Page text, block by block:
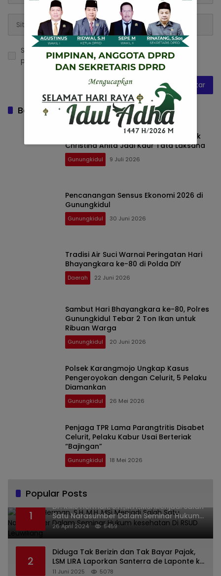
Simpan nama, email, dan situs web saya pada
peramban ini untuk komentar saya berikutnya.
Baca Juga
Pemerintah Kalurahan Piyaman Lantik
Christina Anita Jadi Kaur Tata Laksana
Gunungkidul 9 Juli 2026
Pencanangan Sensus Ekonomi 2026 di
Gunungkidul
Gunungkidul 30 Juni 2026
Tradisi Air Suci Warnai Peringatan Hari
Bhayangkara ke-80 di Polda DIY
Daerah 22 Juni 2026
Sambut Hari Bhayangkara ke-80, Polres
Gunungkidul Tebar 2 Ton Ikan untuk
Ribuan Warga
Gunungkidul 20 Juni 2026
Polsek Karangmojo Ungkap Kasus
Pengeroyokan dengan Celurit, 5 Pelaku
Diamankan
Gunungkidul 26 Mei 2026
Penjaga TPR Lama Parangtritis Disabet
Celurit, Pelaku Kabur Usai Berteriak
“Bajingan”
Gunungkidul 18 Mei 2026
Popular Posts
1
Dr. KMS Herman, S.H.,M.H.,MSi Menjadi Salah
Satu Narasumber Dalam Seminar Hukum
kesehatan Di RSUD Leuwiliang
26 April 2024 5459
2
Diduga Tak Berizin dan Tak Bayar Pajak,
LSM LIRA Laporkan Santerra de Laponte ke
Kejaksaan Kota Batu
11 Juni 2025 5078